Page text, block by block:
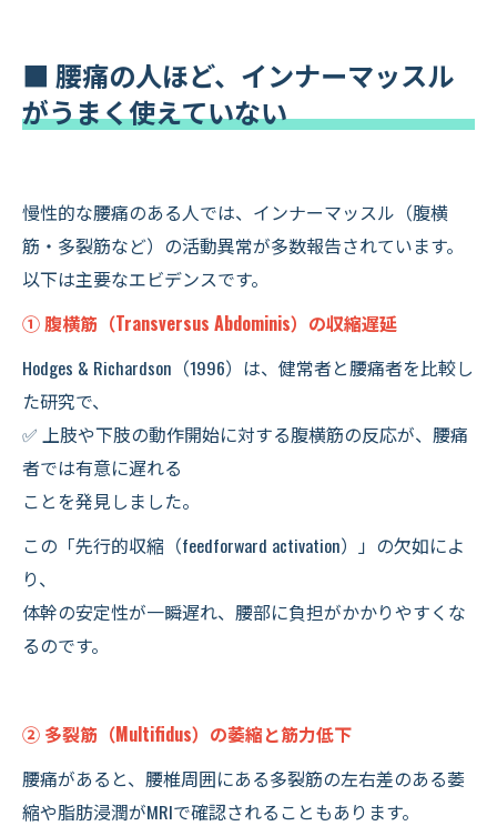
■ 腰痛の人ほど、インナーマッスル
がうまく使えていない
慢性的な腰痛のある人では、インナーマッスル（腹横
筋・多裂筋など）の活動異常が多数報告されています。
以下は主要なエビデンスです。
① 腹横筋（Transversus Abdominis）の収縮遅延
Hodges & Richardson（1996）は、健常者と腰痛者を比較し
た研究で、
✅ 上肢や下肢の動作開始に対する腹横筋の反応が、腰痛
者では有意に遅れる
ことを発見しました。
この「先行的収縮（feedforward activation）」の欠如によ
り、
体幹の安定性が一瞬遅れ、腰部に負担がかかりやすくな
るのです。
② 多裂筋（Multifidus）の萎縮と筋力低下
腰痛があると、腰椎周囲にある多裂筋の左右差のある萎
縮や脂肪浸潤がMRIで確認されることもあります。